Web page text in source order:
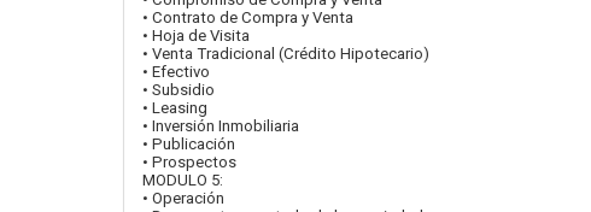
• Contrato de Compra y Venta
• Hoja de Visita
• Venta Tradicional (Crédito Hipotecario)
• Efectivo
• Subsidio
• Leasing
• Inversión Inmobiliaria
• Publicación
• Prospectos
MODULO 5:
• Operación